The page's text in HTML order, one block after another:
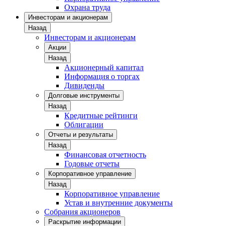
Охрана труда
Инвесторам и акционерам
Назад
Инвесторам и акционерам
Акции
Назад
Акционерный капитал
Информация о торгах
Дивиденды
Долговые инструменты
Назад
Кредитные рейтинги
Облигации
Отчеты и результаты
Назад
Финансовая отчетность
Годовые отчеты
Корпоративное управление
Назад
Корпоративное управление
Устав и внутренние документы
Собрания акционеров
Раскрытие информации